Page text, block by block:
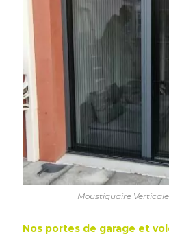
Moustiquaire
Nos portes de garage et